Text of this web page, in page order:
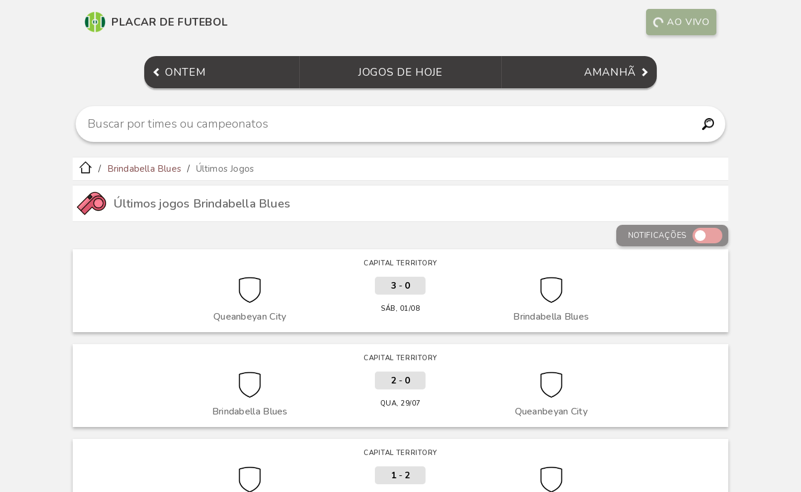
PLACAR DE FUTEBOL AO VIVO
ONTEM JOGOS DE HOJE AMANHÃ
Brindabella Blues Últimos Jogos
Últimos jogos Brindabella Blues
NOTIFICAÇÕES
CAPITAL TERRITORY
Queanbeyan City Brindabella Blues
3 - 0
SÁB, 01/08
CAPITAL TERRITORY
Brindabella Blues Queanbeyan City
2- 0
QUA, 29/07
CAPITAL TERRITORY
1- 2